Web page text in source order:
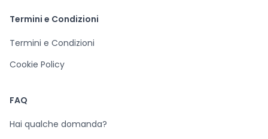
Termini e Condizioni
Termini e Condizioni
Cookie Policy
FAQ
Hai qualche domanda?